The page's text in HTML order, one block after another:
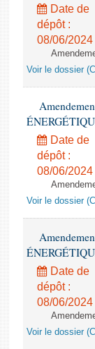
Date de
dépôt :
08/06/2024
Voir le dossier
Date de
dépôt :
08/06/2024
Voir le dossier
Date de
dépôt :
08/06/2024
Voir le dossier